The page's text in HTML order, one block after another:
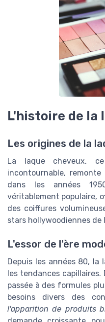
L'histoire de la
Les origines de la
La laque cheveux,
incontournable,
dans les années
véritablement populaire,
des coiffures
stars hollywoodiennes de
L'essor de l'ère
Depuis les années 80, la
les tendances
passée à des formules
besoins divers des
l'apparition de produits